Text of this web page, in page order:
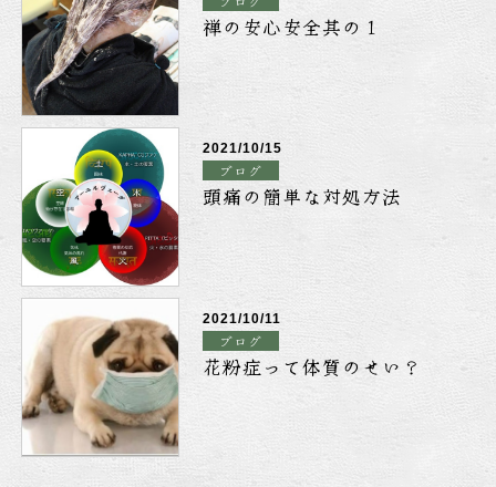
禅の安心安全其の１
2021/10/15
ブログ
頭痛の簡単な対処方法
2021/10/11
ブログ
花粉症って体質のせい？